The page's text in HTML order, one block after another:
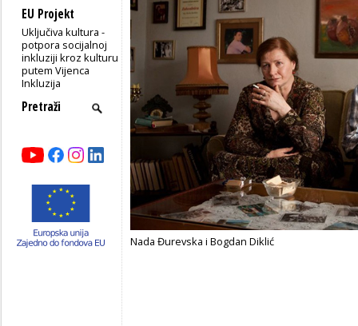
EU Projekt
Uključiva kultura -
potpora socijalnoj
inkluziji kroz kulturu
putem Vijenca
Inkluzija
Nada Đurevska i Bogdan Diklić